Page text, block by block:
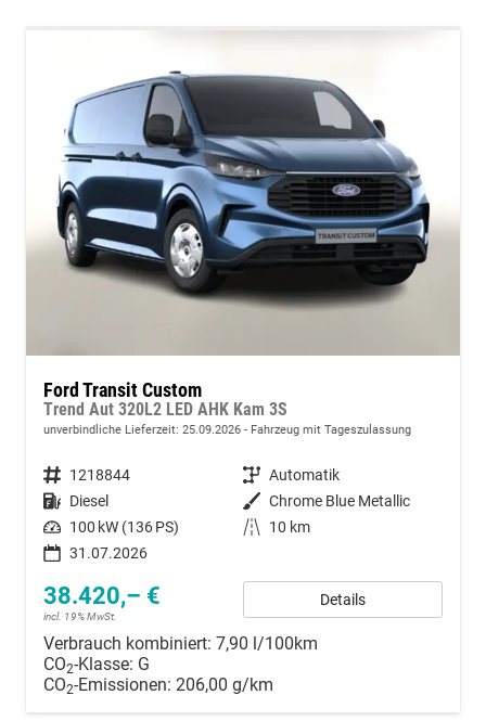
Ford Transit Custom
Trend Aut 320L2 LED AHK Kam 3S
unverbindliche Lieferzeit: 25.09.2026 Fahrzeug mit Tageszulassung
Fahrzeugnummer 1218844 Getriebe Automatik
Kraftstoff Diesel Außenfarbe Chrome Blue Metallic
Leistung 100 kW (136 PS) Kilometerstand
10 km
31.07.2026
38.420,– €
incl. 19% MwSt.
Details
Verbrauch kombiniert: 7,90 l/100km
CO2-Klasse: G
CO2-Emissionen: 206,00 g/km